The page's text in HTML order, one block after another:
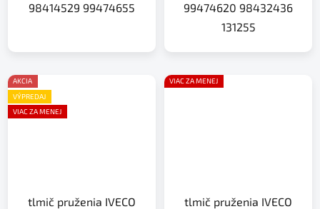
98414529 99474655
99474620 98432436
131255
AKCIA
VÝPREDAJ
VIAC ZA MENEJ
tlmič pruženia IVECO
VIAC ZA MENEJ
tlmič pruženia IVECO